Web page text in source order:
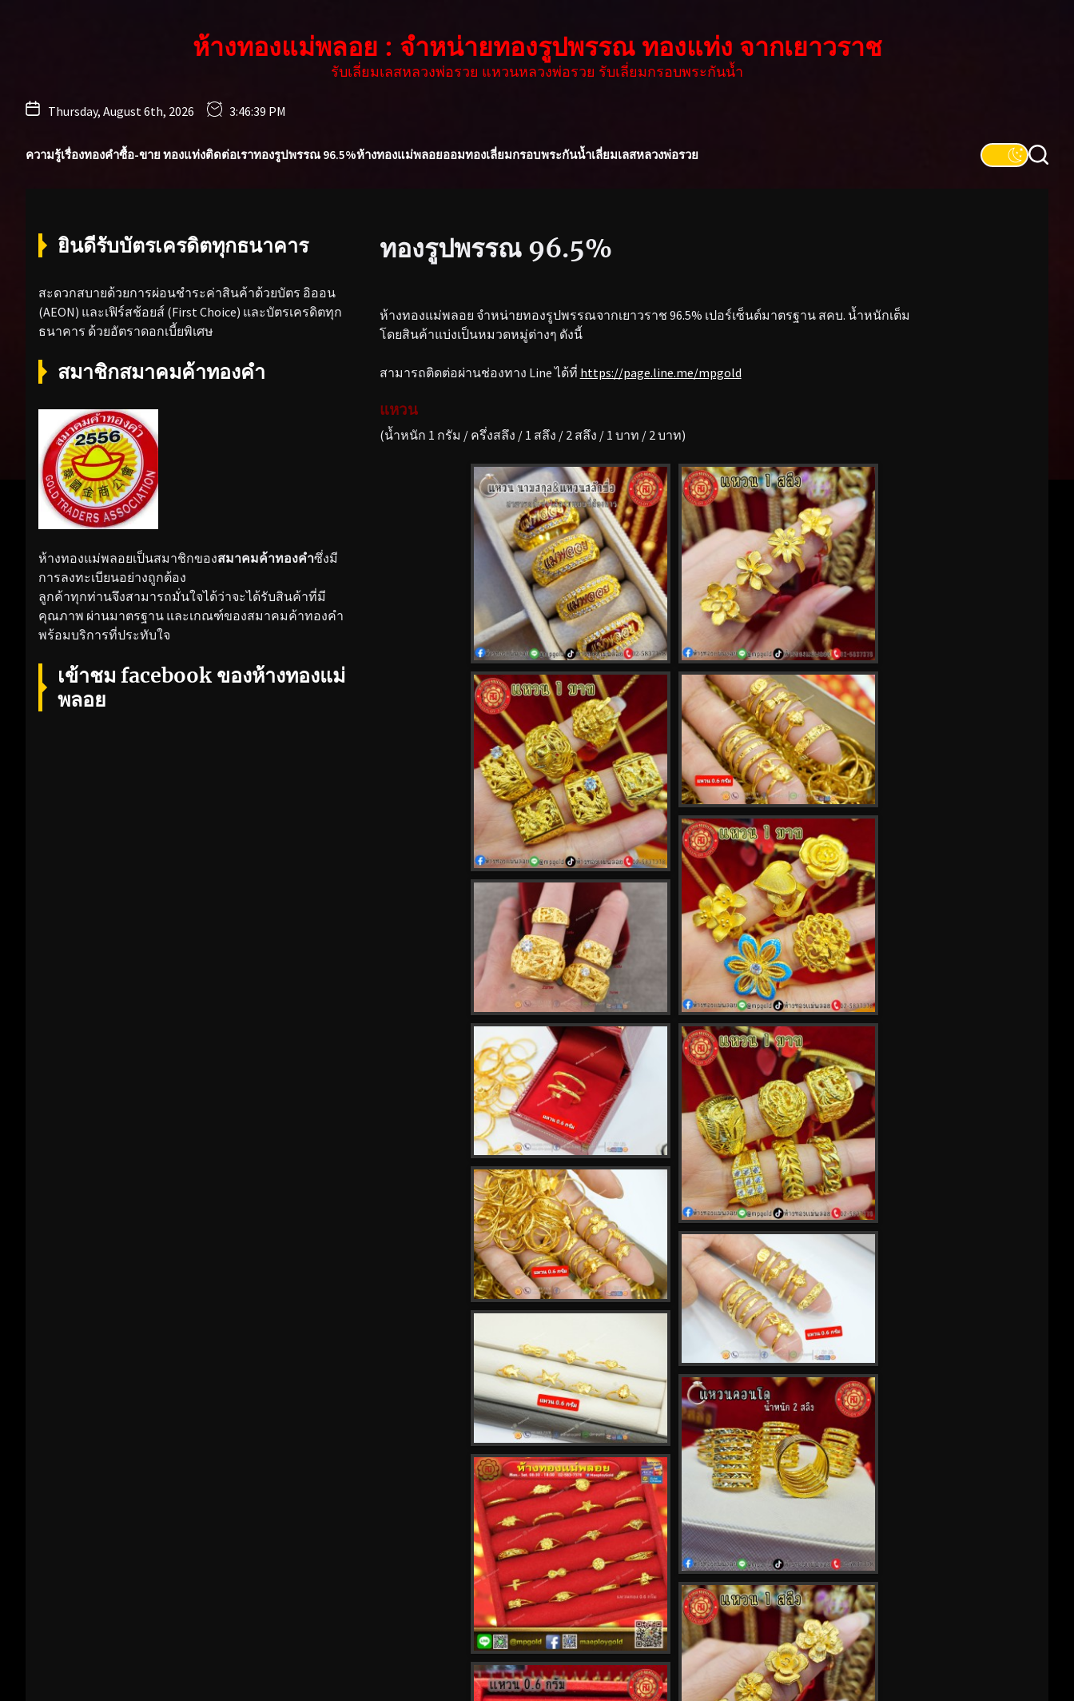
ห้างทองแม่พลอย : จำหน่ายทองรูปพรรณ ทองแท่ง จากเยาวราช
รับเลี่ยมเลสหลวงพ่อรวย แหวนหลวงพ่อรวย รับเลี่ยมกรอบพระกันน้ำ
Thursday, August 6th, 2026 3:46:41 PM
ความรู้เรื่องทองคำซื้อ-ขาย ทองแท่งติดต่อเราทองรูปพรรณ 96.5%ห้างทองแม่พลอยออมทองเลี่ยมกรอบพระกันน้ำเลี่ยมเลสหลวงพ่อรวย
ทองรูปพรรณ 96.5%
ห้างทองแม่พลอย จำหน่ายทองรูปพรรณจากเยาวราช 96.5% เปอร์เซ็นต์มาตรฐาน สคบ. น้ำหนักเต็ม
โดยสินค้าแบ่งเป็นหมวดหมู่ต่างๆ ดังนี้
สามารถติดต่อผ่านช่องทาง Line ได้ที่ https://page.line.me/mpgold
แหวน
(น้ำหนัก 1 กรัม / ครึ่งสลึง / 1 สลึง / 2 สลึง / 1 บาท / 2 บาท)
ยินดีรับบัตรเครดิตทุกธนาคาร
สะดวกสบายด้วยการผ่อนชำระค่าสินค้าด้วยบัตร อิออน
(AEON) และเฟิร์สช้อยส์ (First Choice) และบัตรเครดิตทุก
ธนาคาร ด้วยอัตราดอกเบี้ยพิเศษ
สมาชิกสมาคมค้าทองคำ
ห้างทองแม่พลอยเป็นสมาชิกของสมาคมค้าทองคำซึ่งมี
การลงทะเบียนอย่างถูกต้อง
ลูกค้าทุกท่านจึงสามารถมั่นใจได้ว่าจะได้รับสินค้าที่มี
คุณภาพ ผ่านมาตรฐาน และเกณฑ์ของสมาคมค้าทองคำ
พร้อมบริการที่ประทับใจ
เข้าชม facebook ของห้างทองแม่
พลอย